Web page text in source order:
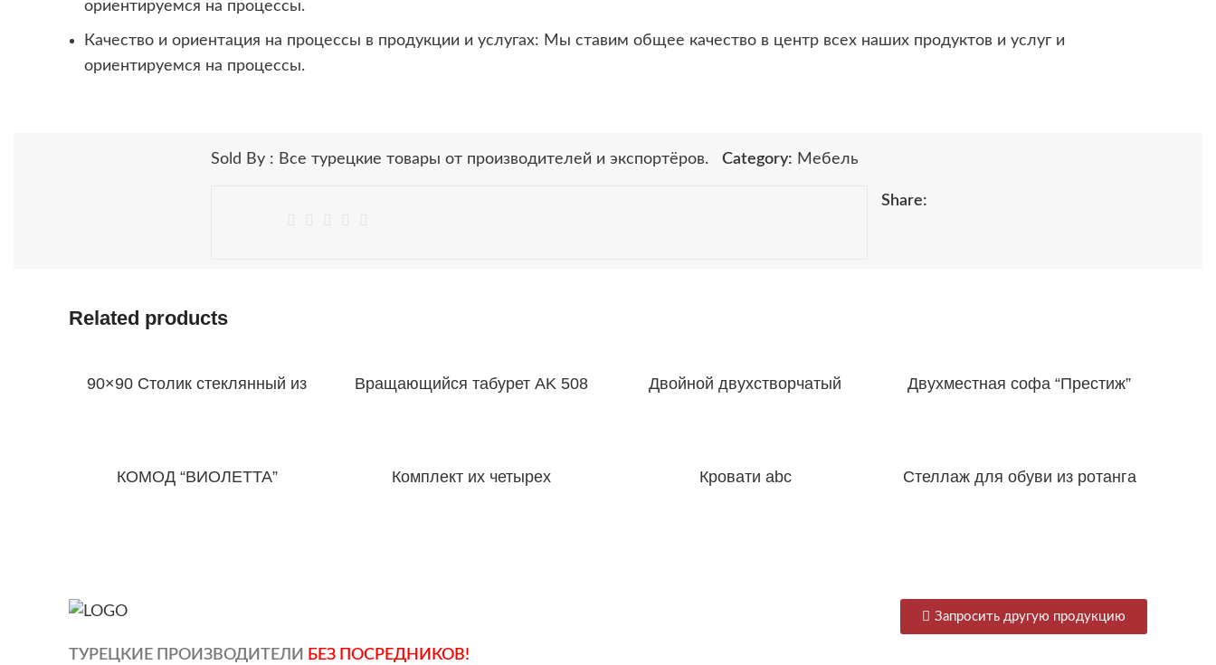
ориентируемся на процессы.
Качество и ориентация на процессы в продукции и услугах: Мы ставим общее качество в центр всех наших продуктов и услуг и
ориентируемся на процессы.
Sold By : Все турецкие товары от производителей и экспортёров. Category: Мебель
Share:
Related products
90×90 Столик стеклянный из
Вращающийся табурет AK 508
Двойной двухстворчатый
Двухместная софа “Престиж”
КОМОД “ВИОЛЕТТА”
Комплект их четырех
Кровати abc
Стеллаж для обуви из ротанга
ТУРЕЦКИЕ ПРОИЗВОДИТЕЛИ БЕЗ ПОСРЕДНИКОВ!
Запросить другую продукцию